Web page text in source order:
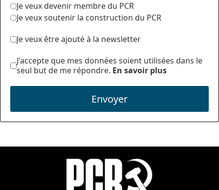
Je veux devenir membre du PCR
Je veux soutenir la construction du PCR
Je veux être ajouté à la newsletter
J'accepte que mes données soient utilisées dans le
seul but de me répondre. En savoir plus
Envoyer